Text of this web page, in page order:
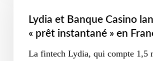
Lydia et Banque Casino
« prêt instantané » en
La fintech Lydia, qui compte 1,5